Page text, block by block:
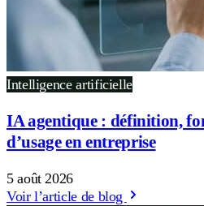
Intelligence artificielle
IA agentique : définition,
d’usage en entreprise
5 août 2026
Voir l’article de blog